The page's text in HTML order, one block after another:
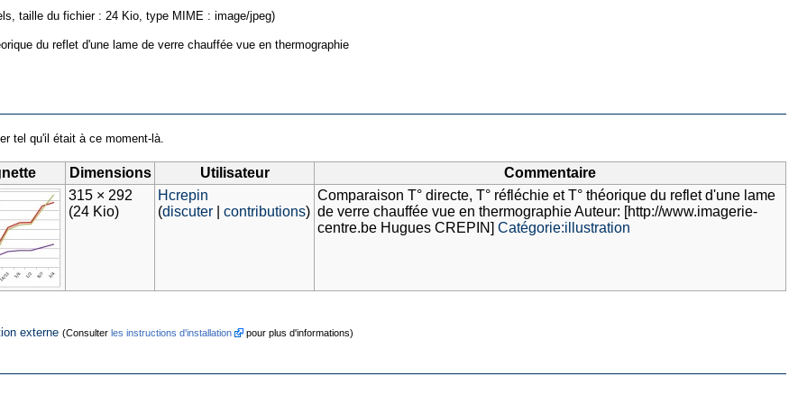
taille du fichier : 24 Kio, type MIME : image/jpeg)
du reflet d'une lame de verre chauffée vue en thermographie
tel qu'il était à ce moment-là.
Dimensions Utilisateur
Commentaire
315 × 292
(24 Kio)
Hcrepin
(discuter |contributions)
Comparaison T° directe, T° réfléchie et T° théorique du reflet d'une lame
de verre chauffée vue en thermographie Auteur: [http://www.imagerie-
centre.be Hugues CREPIN]Catégorie:illustration
externe (Consulter les instructions d'installation pour plus d'informations)